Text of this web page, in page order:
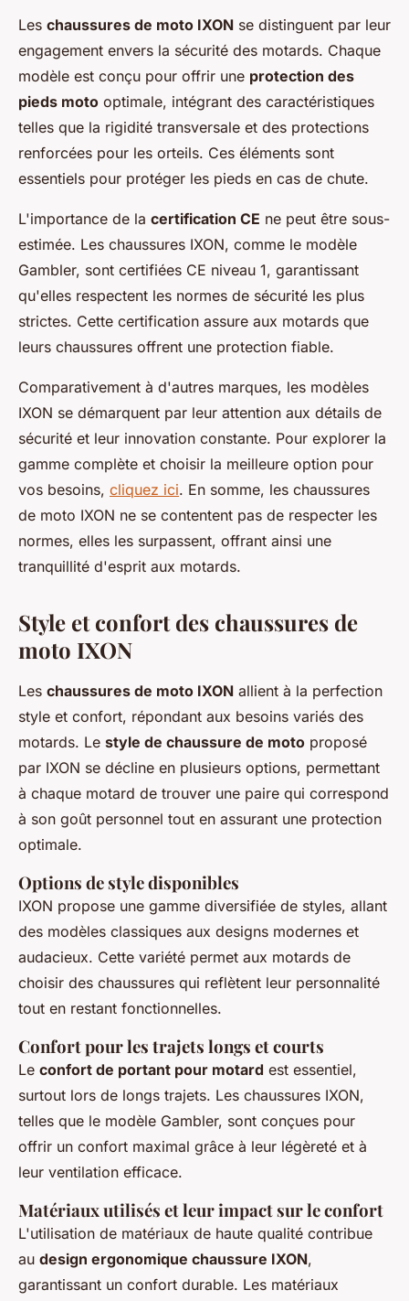
Les chaussures de moto IXON se distinguent par leur
engagement envers la sécurité des motards. Chaque
modèle est conçu pour offrir une protection des
pieds moto optimale, intégrant des caractéristiques
telles que la rigidité transversale et des protections
renforcées pour les orteils. Ces éléments sont
essentiels pour protéger les pieds en cas de chute.
L'importance de la certification CE ne peut être sous-
estimée. Les chaussures IXON, comme le modèle
Gambler, sont certifiées CE niveau 1, garantissant
qu'elles respectent les normes de sécurité les plus
strictes. Cette certification assure aux motards que
leurs chaussures offrent une protection fiable.
Comparativement à d'autres marques, les modèles
IXON se démarquent par leur attention aux détails de
sécurité et leur innovation constante. Pour explorer la
gamme complète et choisir la meilleure option pour
vos besoins, cliquez ici. En somme, les chaussures
de moto IXON ne se contentent pas de respecter les
normes, elles les surpassent, offrant ainsi une
tranquillité d'esprit aux motards.
Style et confort des chaussures de
moto IXON
Les chaussures de moto IXON allient à la perfection
style et confort, répondant aux besoins variés des
motards. Le style de chaussure de moto proposé
par IXON se décline en plusieurs options, permettant
à chaque motard de trouver une paire qui correspond
à son goût personnel tout en assurant une protection
optimale.
Options de style disponibles
IXON propose une gamme diversifiée de styles, allant
des modèles classiques aux designs modernes et
audacieux. Cette variété permet aux motards de
choisir des chaussures qui reflètent leur personnalité
tout en restant fonctionnelles.
Confort pour les trajets longs et courts
Le confort de portant pour motard est essentiel,
surtout lors de longs trajets. Les chaussures IXON,
telles que le modèle Gambler, sont conçues pour
offrir un confort maximal grâce à leur légèreté et à
leur ventilation efficace.
Matériaux utilisés et leur impact sur le confort
L'utilisation de matériaux de haute qualité contribue
au design ergonomique chaussure IXON,
garantissant un confort durable. Les matériaux